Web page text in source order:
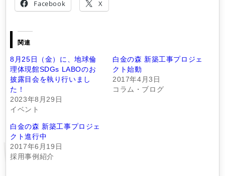
Facebook X
関連
8月25日（金）に、地球倫
理体現館SDGs LABOのお
披露目会を執り行いまし
た！
2023年8月29日
イベント
白金の森 新築工事プロジェ
クト始動
2017年4月3日
コラム・ブログ
白金の森 新築工事プロジェ
クト進行中
2017年6月19日
採用事例紹介